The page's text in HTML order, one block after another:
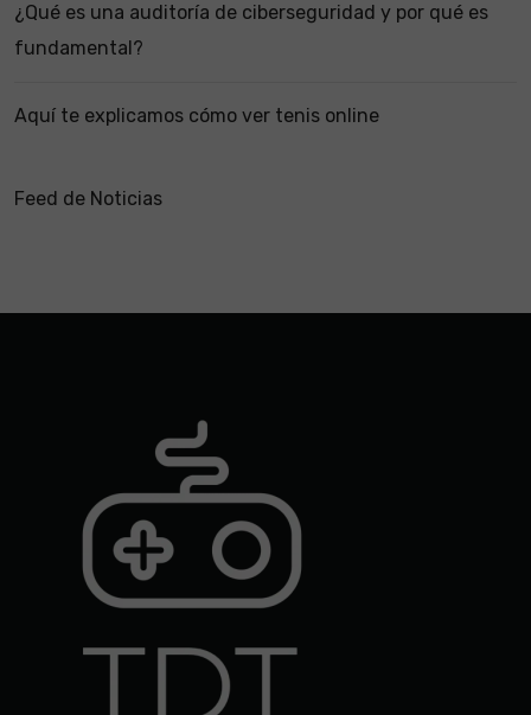
¿Qué es una auditoría de ciberseguridad y por qué es
fundamental?
Aquí te explicamos cómo ver tenis online
Feed de Noticias